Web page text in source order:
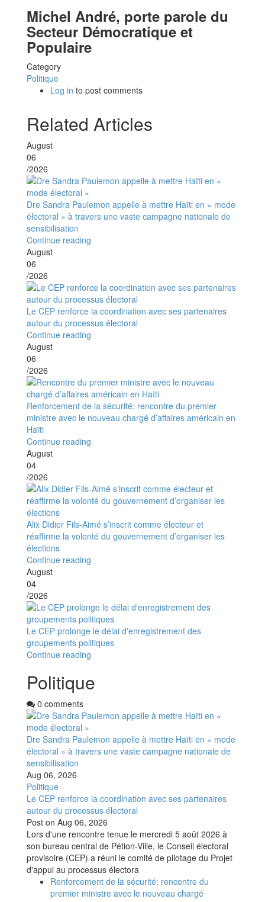
Michel André, porte parole du
Secteur Démocratique et
Populaire
Category
Politique
Log in to post comments
Related Articles
August
06
/2026
Dre Sandra Paulemon appelle à mettre Haïti en « mode
électoral » à travers une vaste campagne nationale de
sensibilisation
Continue reading
August
06
/2026
Le CEP renforce la coordination avec ses partenaires
autour du processus électoral
Continue reading
August
06
/2026
Renforcement de la sécurité: rencontre du premier
ministre avec le nouveau chargé d’affaires américain en
Haïti
Continue reading
August
04
/2026
Alix Didier Fils-Aimé s’inscrit comme électeur et
réaffirme la volonté du gouvernement d’organiser les
élections
Continue reading
August
04
/2026
Le CEP prolonge le délai d'enregistrement des
groupements politiques
Continue reading
Politique
0 comments
Dre Sandra Paulemon appelle à mettre Haïti en « mode
électoral » à travers une vaste campagne nationale de
sensibilisation
Aug 06, 2026
Politique
Le CEP renforce la coordination avec ses partenaires
autour du processus électoral
Post on Aug 06, 2026
Lors d'une rencontre tenue le mercredi 5 août 2026 à
son bureau central de Pétion-Ville, le Conseil électoral
provisoire (CEP) a réuni le comité de pilotage du Projet
d'appui au processus électora
Renforcement de la sécurité: rencontre du
premier ministre avec le nouveau chargé